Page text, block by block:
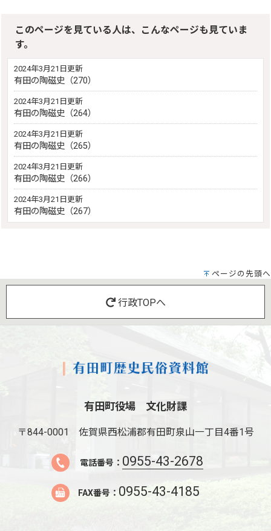
このページを見ている人は、こんなページも見ていま
す。
2024年3月21日更新
有田の陶磁史（270）
2024年3月21日更新
有田の陶磁史（264）
2024年3月21日更新
有田の陶磁史（265）
2024年3月21日更新
有田の陶磁史（266）
2024年3月21日更新
有田の陶磁史（267）
ページの先頭へ
行政TOPへ
有田町役場 文化財課
〒844-0001 佐賀県西松浦郡有田町泉山一丁目4番1号
電話番号： 0955-43-2678
FAX番号： 0955-43-4185